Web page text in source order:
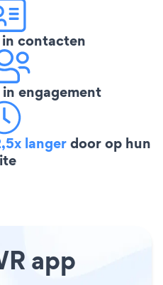
in contacten
in engagement
langerdoor op hun
app